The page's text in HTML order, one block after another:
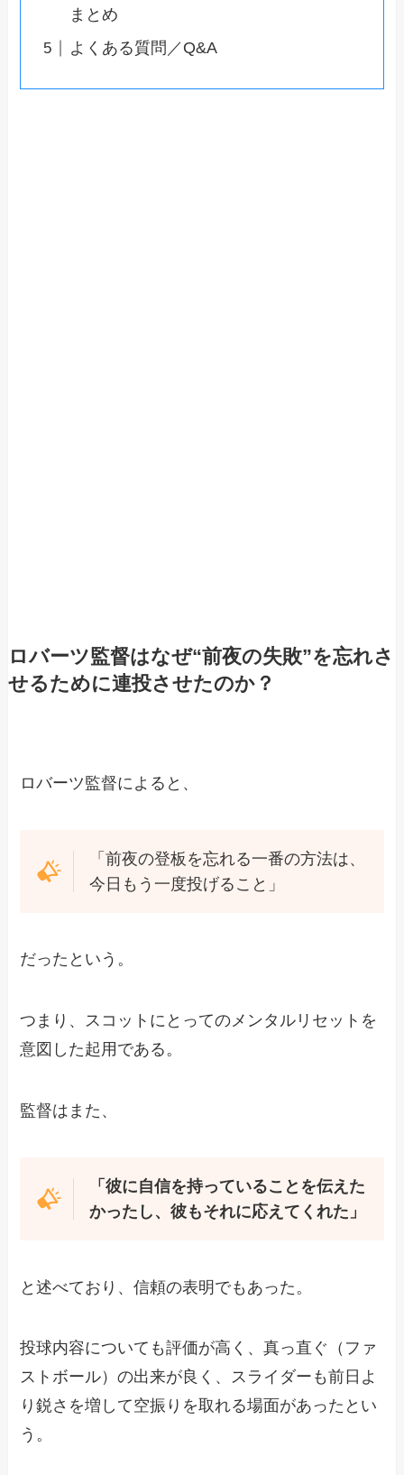
まとめ
よくある質問／Q&A
ロバーツ監督はなぜ“前夜の失敗”を忘れさ
せるために連投させたのか？
ロバーツ監督によると、
「前夜の登板を忘れる一番の方法は、
今日もう一度投げること」
だったという。
つまり、スコットにとってのメンタルリセットを
意図した起用である。
監督はまた、
「彼に自信を持っていることを伝えた
かったし、彼もそれに応えてくれた」
と述べており、信頼の表明でもあった。
投球内容についても評価が高く、真っ直ぐ（ファ
ストボール）の出来が良く、スライダーも前日よ
り鋭さを増して空振りを取れる場面があったとい
う。